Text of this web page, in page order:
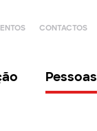
CONTACTOS
Pessoas